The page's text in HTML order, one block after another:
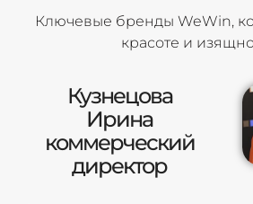
Ключевые бренды WeWin,
красоте и
Кузнецова
Ирина
коммерческий
директор